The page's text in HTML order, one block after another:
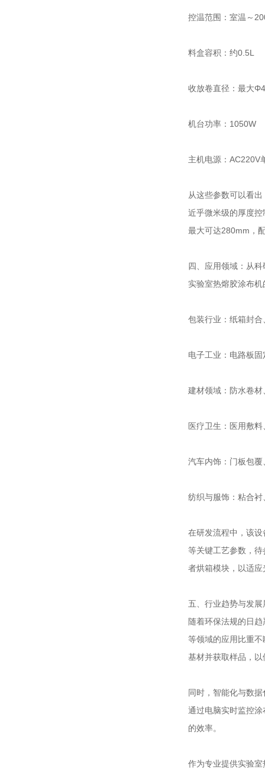
控温范围：室温～
料盒容积：约0.5L
收放卷直径：最大
机台功率：1050W
主机电源：AC220V
从这些参数可以看
近乎微米级的厚度
最大可达280mm，
四、应用领域：从
实验室热熔胶涂布
包装行业：纸箱封
电子工业：电路板
建材领域：防水卷
医疗卫生：医用敷
汽车内饰：门板包
纺织与服饰：粘合
在研发流程中，该
等关键工艺参数，
者烘箱模块，以适
五、行业趋势与发展
随着环保法规的日
等领域的应用比重
基材并获取样品，
同时，智能化与数
通过电脑实时监控
的效率。
作为专业提供实验